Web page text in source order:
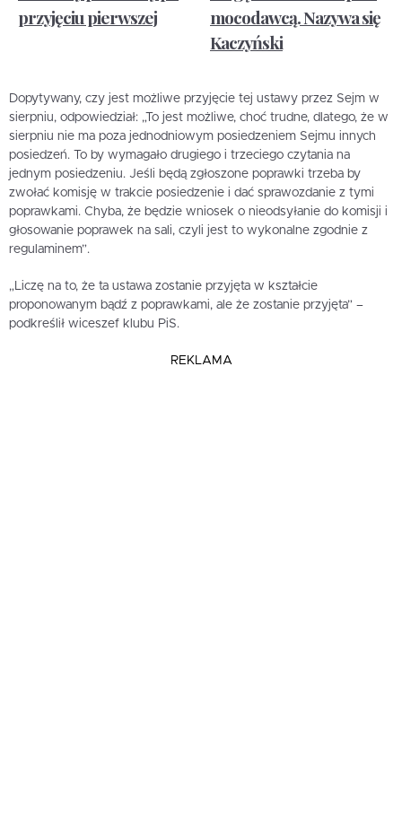
przyjęciu pierwszej
mocodawcą. Nazywa się
Kaczyński
Dopytywany, czy jest możliwe przyjęcie tej ustawy przez Sejm w
sierpniu, odpowiedział: „To jest możliwe, choć trudne, dlatego, że w
sierpniu nie ma poza jednodniowym posiedzeniem Sejmu innych
posiedzeń. To by wymagało drugiego i trzeciego czytania na
jednym posiedzeniu. Jeśli będą zgłoszone poprawki trzeba by
zwołać komisję w trakcie posiedzenie i dać sprawozdanie z tymi
poprawkami. Chyba, że będzie wniosek o nieodsyłanie do komisji i
głosowanie poprawek na sali, czyli jest to wykonalne zgodnie z
regulaminem”.
„Liczę na to, że ta ustawa zostanie przyjęta w kształcie
proponowanym bądź z poprawkami, ale że zostanie przyjęta” –
podkreślił wiceszef klubu PiS.
REKLAMA